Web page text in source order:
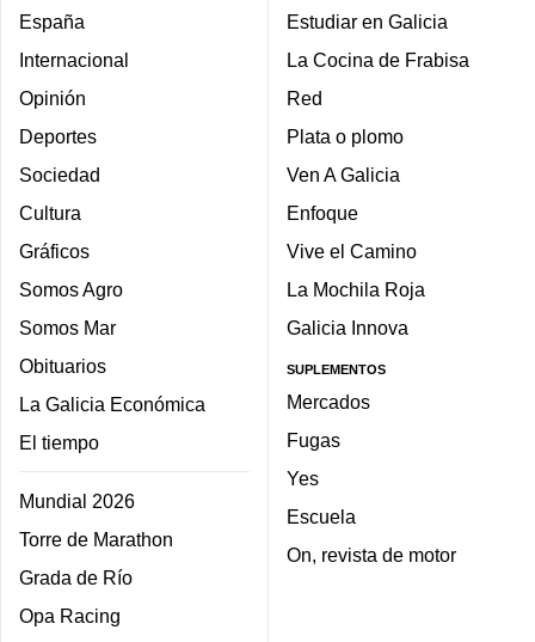
España
Internacional
Opinión
Deportes
Sociedad
Cultura
Gráficos
Somos Agro
Somos Mar
Obituarios
La Galicia Económica
El tiempo
Mundial 2026
Torre de Marathon
Grada de Río
Opa Racing
Estudiar en Galicia
La Cocina de Frabisa
Red
Plata o plomo
Ven A Galicia
Enfoque
Vive el Camino
La Mochila Roja
Galicia Innova
SUPLEMENTOS
Mercados
Fugas
Yes
Escuela
On, revista de motor